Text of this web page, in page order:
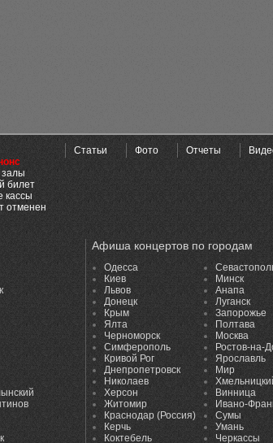
билет
кассы
отменен
Статьи Фото Отчеты
Афиша концертов по городам
Одесса
Киев
Львов
Донецк
Крым
Ялта
Черноморск
Симферополь
Кривой Рог
Днепропетровск
Николаев
Херсон
Житомир
Краснодар (Россия)
Керчь
Коктебель
Минск
Анапа
Луганск
Запорожье
Полтава
Москва
Ростов-на-
Ярославль
Мир
Винница
Ивано-
Сумы
Умань
Черкассы